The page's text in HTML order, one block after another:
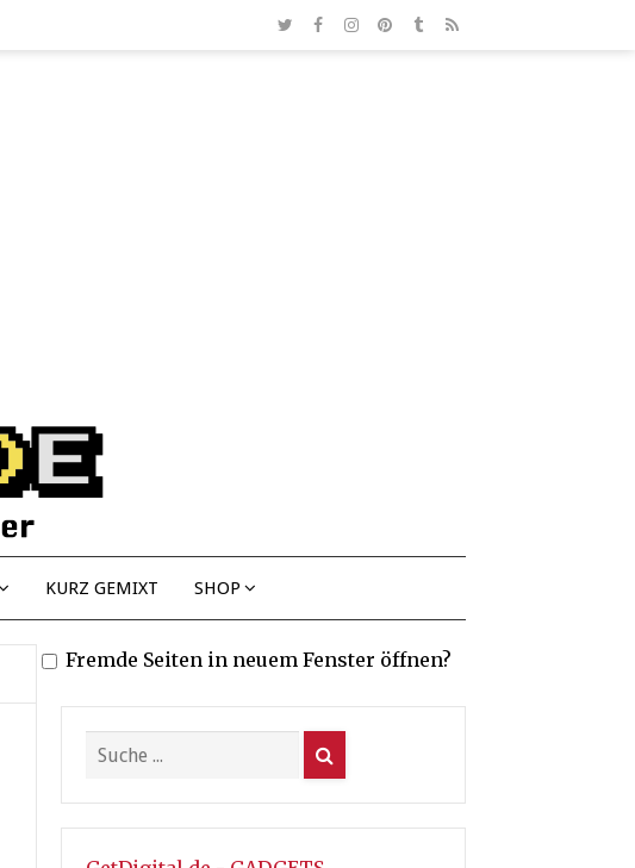
KURZ GEMIXT SHOP
Fremde Seiten in neuem Fenster öffnen?